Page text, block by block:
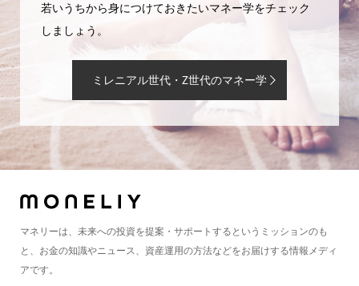
若いうちから身につけておきたいマネー学をチェック
しましょう。
ミレニアル世代・Z世代のマネー学
マネリーは、未来への投資を提案・サポートするというミッションのも
と、お金の知識やニュース、資産運用の方法などをお届けする情報メディ
アです。